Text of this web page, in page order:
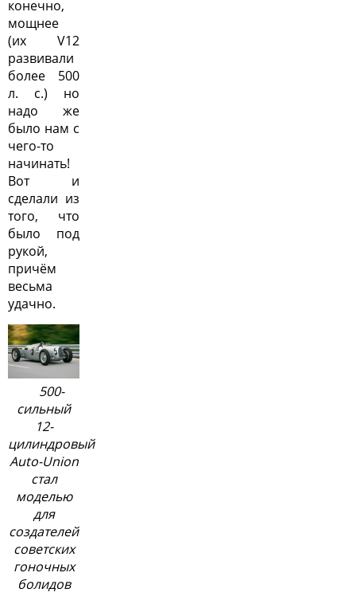
конечно,
мощнее
(их V12
развивали
более 500
л. с.) но
надо же
было нам с
чего-то
начинать!
Вот и
сделали из
того, что
было под
рукой,
причём
весьма
удачно.
500-
сильный
12-
цилиндровый
Auto-Union
стал
моделью
для
создателей
советских
гоночных
болидов